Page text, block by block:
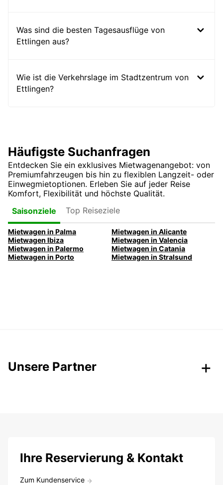
Was sind die besten Tagesausflüge von
Ettlingen aus?
Wie ist die Verkehrslage im Stadtzentrum von
Ettlingen?
Häufigste Suchanfragen
Entdecken Sie ein exklusives Mietwagenangebot: von
Premiumfahrzeugen bis hin zu flexiblen Langzeit- oder
Einwegmietoptionen. Erleben Sie auf jeder Reise
Komfort, Flexibilität und höchste Qualität.
Saisonziele
Top Reiseziele
Mietwagen in Palma
Mietwagen in Alicante
Mietwagen Ibiza
Mietwagen in Valencia
Mietwagen in Palermo
Mietwagen in Catania
Mietwagen in Porto
Mietwagen in Stralsund
Unsere Partner
Ihre Reservierung & Kontakt
Zum Kundenservice